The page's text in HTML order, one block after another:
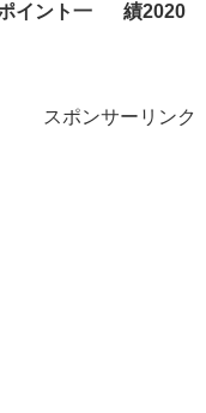
イント一
績2020
スポンサーリンク